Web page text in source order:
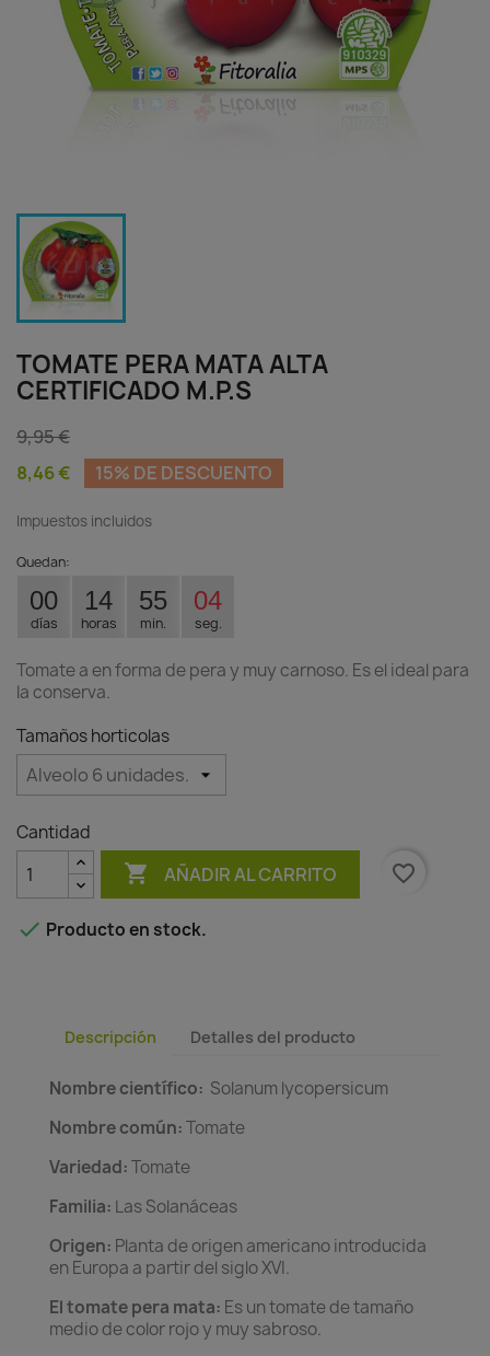
TOMATE PERA MATA ALTA
CERTIFICADO M.P.S
9,95 €
8,46 €
15% DE DESCUENTO
Impuestos incluidos
Quedan:
00
días
14
horas
55
min.
04
seg.
Tomate a en forma de pera y muy carnoso. Es el ideal para
la conserva.
Tamaños horticolas
Cantidad
 AÑADIR AL CARRITO favorite_border
 Producto en stock.
Descripción Detalles del producto
Nombre científico: Solanum lycopersicum
Nombre común:Tomate
Variedad:Tomate
Familia: Las Solanáceas
Origen: Planta de origen americano introducida
en Europa a partir del siglo XVI.
El tomate pera mata: Es un tomate de tamaño
medio de color rojo y muy sabroso.